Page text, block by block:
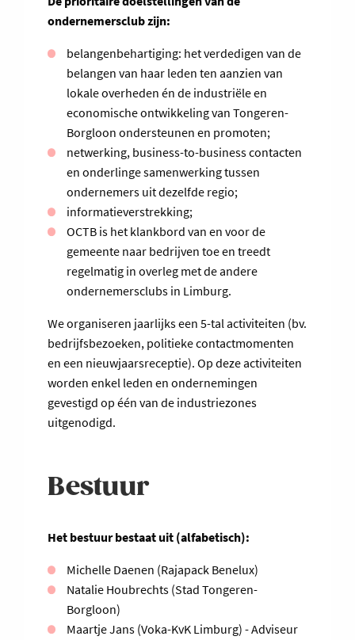
ondernemersclub zijn:
belangenbehartiging: het verdedigen van de
belangen van haar leden ten aanzien van
lokale overheden én de industriële en
economische ontwikkeling van Tongeren-
Borgloon ondersteunen en promoten;
netwerking, business-to-business contacten
en onderlinge samenwerking tussen
ondernemers uit dezelfde regio;
informatieverstrekking;
OCTB is het klankbord van en voor de
gemeente naar bedrijven toe en treedt
regelmatig in overleg met de andere
ondernemersclubs in Limburg.
We organiseren jaarlijks een 5-tal activiteiten (bv.
bedrijfsbezoeken, politieke contactmomenten
en een nieuwjaarsreceptie). Op deze activiteiten
worden enkel leden en ondernemingen
gevestigd op één van de industriezones
uitgenodigd.
Bestuur
Het bestuur bestaat uit (alfabetisch):
Michelle Daenen (Rajapack Benelux)
Natalie Houbrechts (Stad Tongeren-
Borgloon)
Maartje Jans (Voka-KvK Limburg) - Adviseur